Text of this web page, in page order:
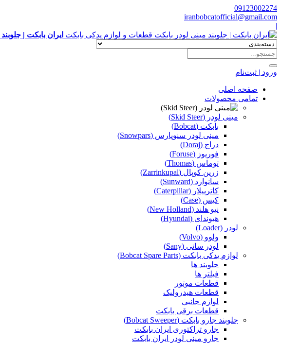
09123002274
iranbobcatofficial@gmail.com
|
ایران بابکت |
ورود | ثبت‌نام
صفحه اصلی
تمامی محصولات
مینی لودر (Skid Steer)
بابکت (Bobcat)
مینی لودر سنوپارس (Snowpars)
دراج (Doraj)
فوریوز (Foruse)
توماس (Thomas)
زرین کوپال (Zarrinkupal)
سانوارد (Sunward)
کاترپیلار (Caterpillar)
کیس (Case)
نیو هلند (New Holland)
هیوندای (Hyundai)
لودر (Loader)
ولوو (Volvo)
لودر سانی (Sany)
لوازم یدکی بابکت (Bobcat Spare Parts)
جلوبند ها
فیلتر ها
قطعات موتور
قطعات هیدرولیک
لوازم جانبی
قطعات برقی بابکت
جلوبند جارو بابکت (Bobcat Sweeper)
جارو تراکتوری ایران بابکت
جارو مینی لودر ایران بابکت